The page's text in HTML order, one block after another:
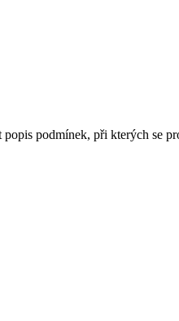
podmínek, při kterých se